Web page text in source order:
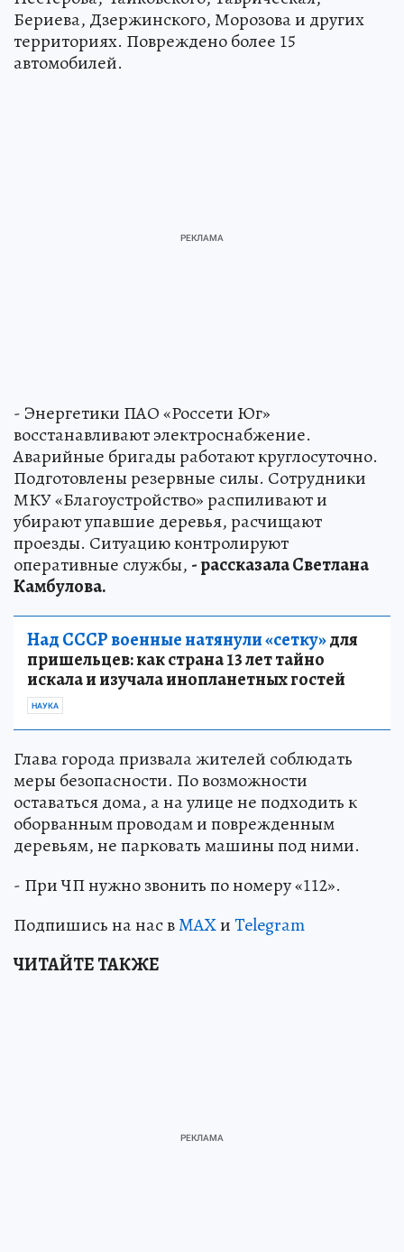
Бериева, Дзержинского, Морозова и других
территориях. Повреждено более 15
автомобилей.
- Энергетики ПАО «Россети Юг»
восстанавливают электроснабжение.
Аварийные бригады работают круглосуточно.
Подготовлены резервные силы. Сотрудники
МКУ «Благоустройство» распиливают и
убирают упавшие деревья, расчищают
проезды. Ситуацию контролируют
оперативные службы, - рассказала Светлана
Камбулова.
Над СССР военные натянули «сетку»для
пришельцев: как страна 13 лет тайно
искала и изучала инопланетных гостей
НАУКА
Глава города призвала жителей соблюдать
меры безопасности. По возможности
оставаться дома, а на улице не подходить к
оборванным проводам и поврежденным
деревьям, не парковать машины под ними.
- При ЧП нужно звонить по номеру «112».
Подпишись на нас вMAXиTelegram
ЧИТАЙТЕ ТАКЖЕ